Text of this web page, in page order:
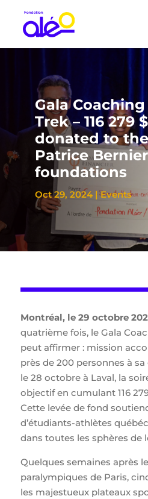
Gala
Trek – 116 279
donated to
Patrice Bernier
foundations
Oct 29, 2024 |Events
Montréal, le 29 octobre
quatrième fois, le Gala
peut affirmer : mission
près de 200 personnes à
le 28 octobre à Laval, la
objectif en cumulant 116
Cette levée de fond
d’étudiants-athlètes
dans toutes les sphères de
Quelques semaines après
paralympiques de Paris,
les majestueux plateaux